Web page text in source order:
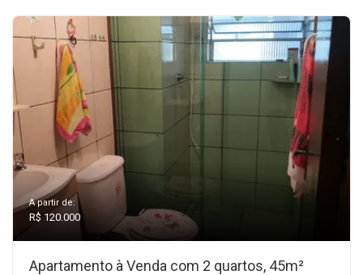
A partir de:
R$ 120.000
Apartamento à Venda com 2 quartos, 45m²